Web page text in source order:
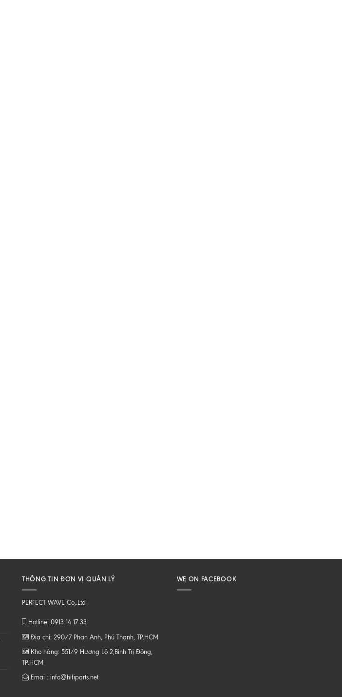
THÔNG TIN ĐƠN VỊ QUẢN LÝ
PERFECT WAVE Co,.Ltd
Hotline: 0913 14 17 33
Địa chỉ: 290/7 Phan Anh, Phú Thạnh, TP.HCM
Kho hàng: 551/9 Hương Lộ 2,Bình Trị Đông,
TP.HCM
Emai : info@hifiparts.net
WE ON FACEBOOK